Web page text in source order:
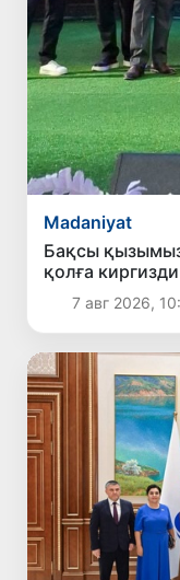
Madaniyat
Бақсы
қолға киргизди
7 авг 2026,